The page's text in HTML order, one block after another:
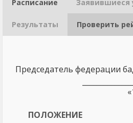
Расписание Заявившиеся
Результаты Проверить
Председатель федерации
ПОЛОЖЕНИЕ